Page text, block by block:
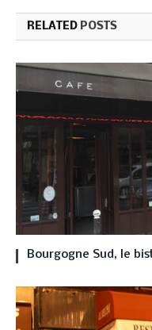
RELATED POSTS
Bourgogne Sud, le